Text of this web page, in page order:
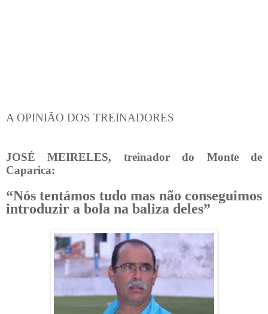
A OPINIÃO DOS TREINADORES
JOSÉ MEIRELES, treinador do Monte de
Caparica:
“Nós tentámos tudo mas não conseguimos
introduzir a bola na baliza deles”